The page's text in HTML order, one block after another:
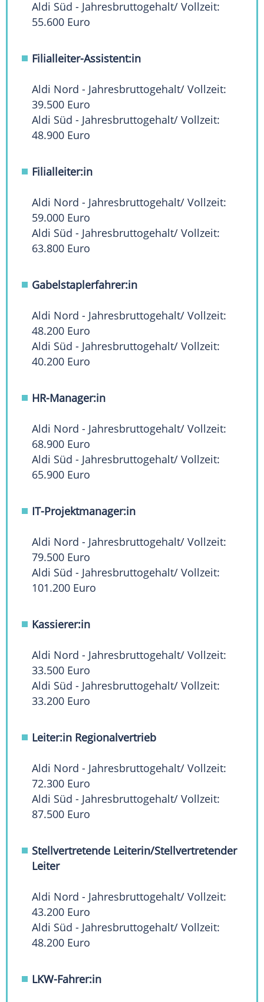
Aldi Süd - Jahresbruttogehalt/ Vollzeit:
55.600 Euro
Filialleiter-Assistent:in
Aldi Nord - Jahresbruttogehalt/ Vollzeit:
39.500 Euro
Aldi Süd - Jahresbruttogehalt/ Vollzeit:
48.900 Euro
Filialleiter:in
Aldi Nord - Jahresbruttogehalt/ Vollzeit:
59.000 Euro
Aldi Süd - Jahresbruttogehalt/ Vollzeit:
63.800 Euro
Gabelstaplerfahrer:in
Aldi Nord - Jahresbruttogehalt/ Vollzeit:
48.200 Euro
Aldi Süd - Jahresbruttogehalt/ Vollzeit:
40.200 Euro
HR-Manager:in
Aldi Nord - Jahresbruttogehalt/ Vollzeit:
68.900 Euro
Aldi Süd - Jahresbruttogehalt/ Vollzeit:
65.900 Euro
IT-Projektmanager:in
Aldi Nord - Jahresbruttogehalt/ Vollzeit:
79.500 Euro
Aldi Süd - Jahresbruttogehalt/ Vollzeit:
101.200 Euro
Kassierer:in
Aldi Nord - Jahresbruttogehalt/ Vollzeit:
33.500 Euro
Aldi Süd - Jahresbruttogehalt/ Vollzeit:
33.200 Euro
Leiter:in Regionalvertrieb
Aldi Nord - Jahresbruttogehalt/ Vollzeit:
72.300 Euro
Aldi Süd - Jahresbruttogehalt/ Vollzeit:
87.500 Euro
Stellvertretende Leiterin/Stellvertretender
Leiter
Aldi Nord - Jahresbruttogehalt/ Vollzeit:
43.200 Euro
Aldi Süd - Jahresbruttogehalt/ Vollzeit:
48.200 Euro
LKW-Fahrer:in